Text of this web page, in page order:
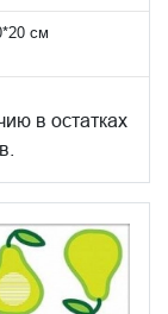
см
в остатках